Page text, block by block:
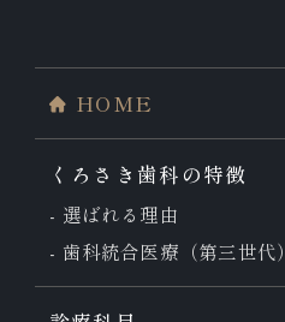
HOME
くろさき歯科の特徴
選ばれる理由
歯科統合医療（第三世代）